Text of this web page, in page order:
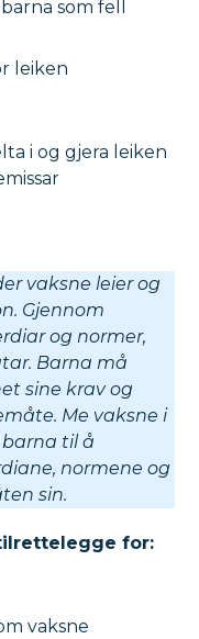
som fell
leiken
i og gjera leiken
vaksne leier og
Gjennom
og normer,
Barna må
sine krav og
Me vaksne i
til å
normene og
sin.
tilrettelegge for:
vaksne